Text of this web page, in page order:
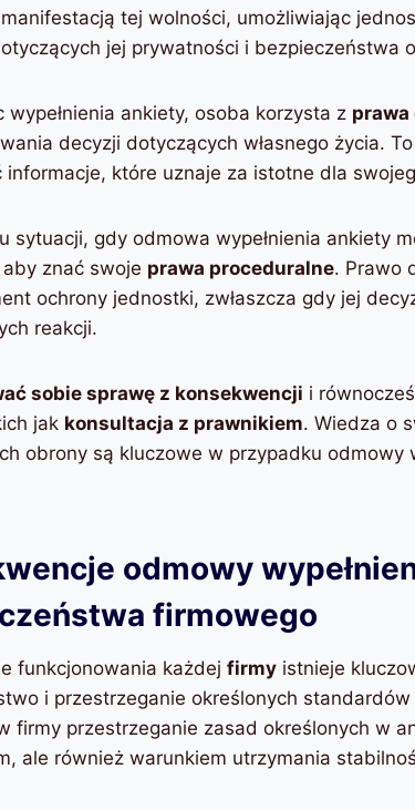
tej wolności, umożliwiając
jej prywatności i bezpieczeństwa
wypełnienia ankiety, osoba korzysta z prawa
decyzji dotyczących własnego życia.
informacje, które uznaje za istotne dla
sytuacji, gdy odmowa wypełnienia ankiety
znać swoje prawa proceduralne. Prawo
ochrony jednostki, zwłaszcza gdy jej
reakcji.
sobie sprawę z konsekwencji i
jak konsultacja z prawnikiem. Wiedza o
obrony są kluczowe w przypadku odmowy
odmowy
firmowego
funkcjonowania każdej firmy istnieje
i przestrzeganie określonych
firmy przestrzeganie zasad określonych w
ale również warunkiem utrzymania